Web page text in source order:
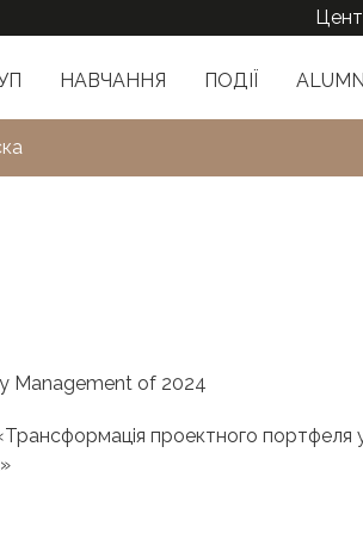
НАВЧАННЯ ПОДІЇ
Management of 2024
проектного